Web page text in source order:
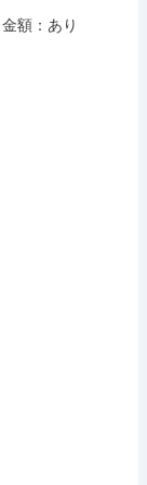
額：あり